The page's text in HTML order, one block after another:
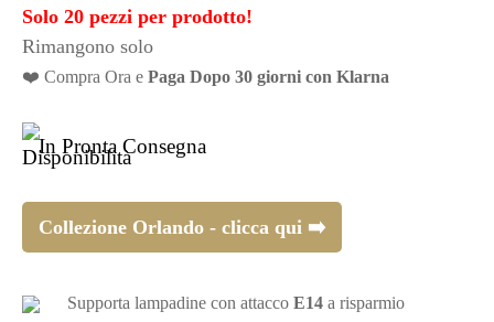
era:
€175,20.
attuale
è:
Solo 20 pezzi per prodotto!
Rimangono solo
❤️ Compra Ora e Paga Dopo 30 giorni con Klarna
In Pronta Consegna
Collezione Orlando - clicca qui ➡️
Supporta lampadine con attacco E14 a risparmio